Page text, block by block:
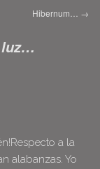
Hibernum… →
luz…
a la
alabanzas. Yo